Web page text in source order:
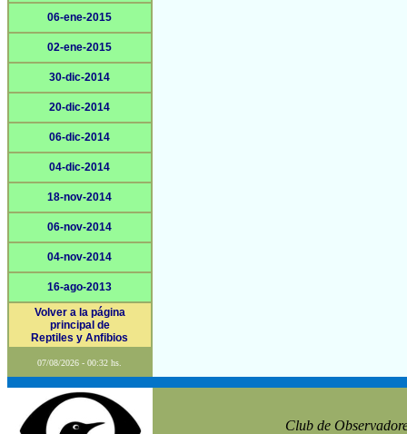
06-ene-2015
02-ene-2015
30-dic-2014
20-dic-2014
06-dic-2014
04-dic-2014
18-nov-2014
06-nov-2014
04-nov-2014
16-ago-2013
Volver a la página
principal de
Reptiles y Anfibios
07/08/2026 - 00:32 hs.
Club de